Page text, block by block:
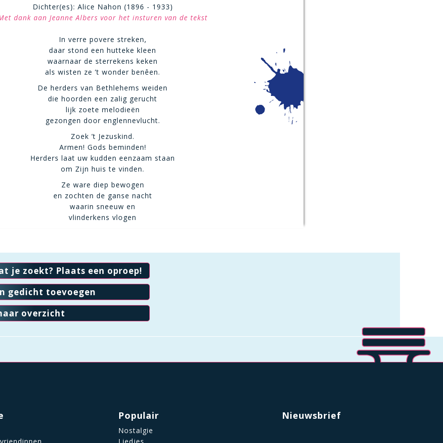
Dichter(es): Alice Nahon (1896 - 1933)
dank aan Jeanne Albers voor het insturen van de tekst
In verre povere streken,
daar stond een hutteke kleen
waarnaar de sterrekens keken
als wisten ze ’t wonder benêen.
De herders van Bethlehems weiden
die hoorden een zalig gerucht
lijk zoete melodieën
gezongen door englennevlucht.
Zoek ’t Jezuskind.
Armen! Gods beminden!
Herders laat uw kudden eenzaam staan
om Zijn huis te vinden.
Ze ware diep bewogen
en zochten de ganse nacht
waarin sneeuw en
vlinderkens vlogen
je zoekt? Plaats een oproep!
gedicht toevoegen
overzicht
Populair
Nostalgie
Nieuwsbrief